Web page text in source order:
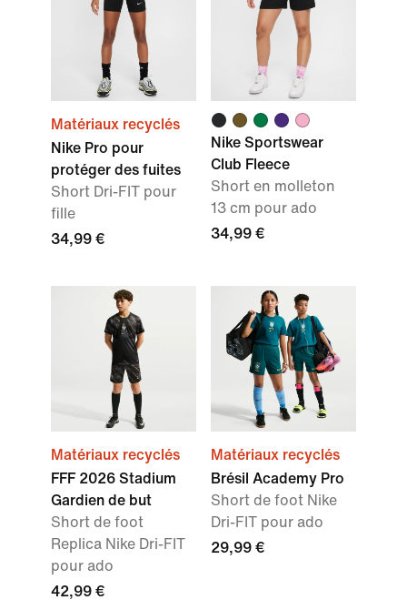
Matériaux recyclés
Nike Pro pour
protéger des fuites
Short Dri-FIT pour
fille
34,99 €
Nike Sportswear
Club Fleece
Short en molleton
13 cm pour ado
34,99 €
Matériaux recyclés
FFF 2026 Stadium
Gardien de but
Short de foot
Replica Nike Dri-FIT
pour ado
42,99 €
Matériaux recyclés
Brésil Academy Pro
Short de foot Nike
Dri-FIT pour ado
29,99 €